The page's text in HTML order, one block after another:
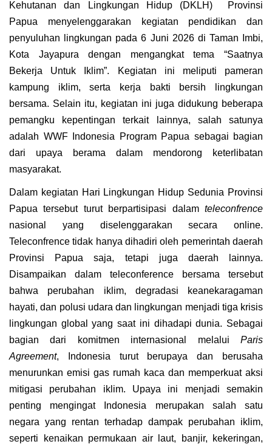
Kehutanan dan Lingkungan Hidup (DKLH) Provinsi
Papua menyelenggarakan kegiatan pendidikan dan
penyuluhan lingkungan pada 6 Juni 2026 di Taman Imbi,
Kota Jayapura dengan mengangkat tema “Saatnya
Bekerja Untuk Iklim”. Kegiatan ini meliputi pameran
kampung iklim, serta kerja bakti bersih lingkungan
bersama. Selain itu, kegiatan ini juga didukung beberapa
pemangku kepentingan terkait lainnya, salah satunya
adalah WWF Indonesia Program Papua sebagai bagian
dari upaya berama dalam mendorong keterlibatan
masyarakat.
Dalam kegiatan Hari Lingkungan Hidup Sedunia Provinsi
Papua tersebut turut berpartisipasi dalam teleconfrence
nasional yang diselenggarakan secara online.
Teleconfrence tidak hanya dihadiri oleh pemerintah daerah
Provinsi Papua saja, tetapi juga daerah lainnya.
Disampaikan dalam teleconference bersama tersebut
bahwa perubahan iklim, degradasi keanekaragaman
hayati, dan polusi udara dan lingkungan menjadi tiga krisis
lingkungan global yang saat ini dihadapi dunia. Sebagai
bagian dari komitmen internasional melalui Paris
Agreement, Indonesia turut berupaya dan berusaha
menurunkan emisi gas rumah kaca dan memperkuat aksi
mitigasi perubahan iklim. Upaya ini menjadi semakin
penting mengingat Indonesia merupakan salah satu
negara yang rentan terhadap dampak perubahan iklim,
seperti kenaikan permukaan air laut, banjir, kekeringan,